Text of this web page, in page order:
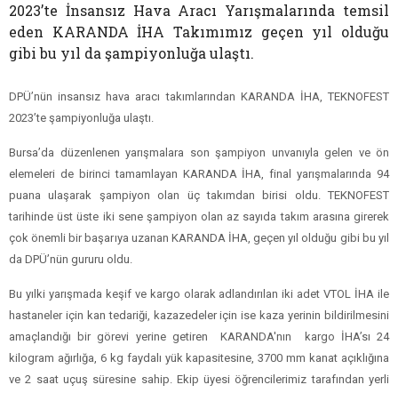
2023’te İnsansız Hava Aracı Yarışmalarında temsil
eden KARANDA İHA Takımımız geçen yıl olduğu
gibi bu yıl da şampiyonluğa ulaştı.
DPÜ’nün insansız hava aracı takımlarından KARANDA İHA, TEKNOFEST
2023’te şampiyonluğa ulaştı.
Bursa’da düzenlenen yarışmalara son şampiyon unvanıyla gelen ve ön
elemeleri de birinci tamamlayan KARANDA İHA, final yarışmalarında 94
puana ulaşarak şampiyon olan üç takımdan birisi oldu. TEKNOFEST
tarihinde üst üste iki sene şampiyon olan az sayıda takım arasına girerek
çok önemli bir başarıya uzanan KARANDA İHA, geçen yıl olduğu gibi bu yıl
da DPÜ’nün gururu oldu.
Bu yılki yarışmada keşif ve kargo olarak adlandırılan iki adet VTOL İHA ile
hastaneler için kan tedariği, kazazedeler için ise kaza yerinin bildirilmesini
amaçlandığı bir görevi yerine getiren KARANDA'nın kargo İHA’sı 24
kilogram ağırlığa, 6 kg faydalı yük kapasitesine, 3700 mm kanat açıklığına
ve 2 saat uçuş süresine sahip. Ekip üyesi öğrencilerimiz tarafından yerli